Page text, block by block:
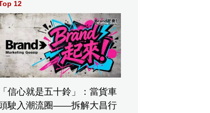
12
「信心就是五十鈴」：當貨車
駛入潮流圈——拆解大昌行